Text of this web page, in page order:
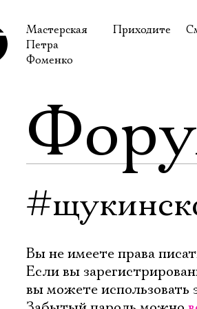
Мастерская
Петра
Фоменко
Приходите
Доступ для
Правила
Вы не имеете права
Если вы
вы можете